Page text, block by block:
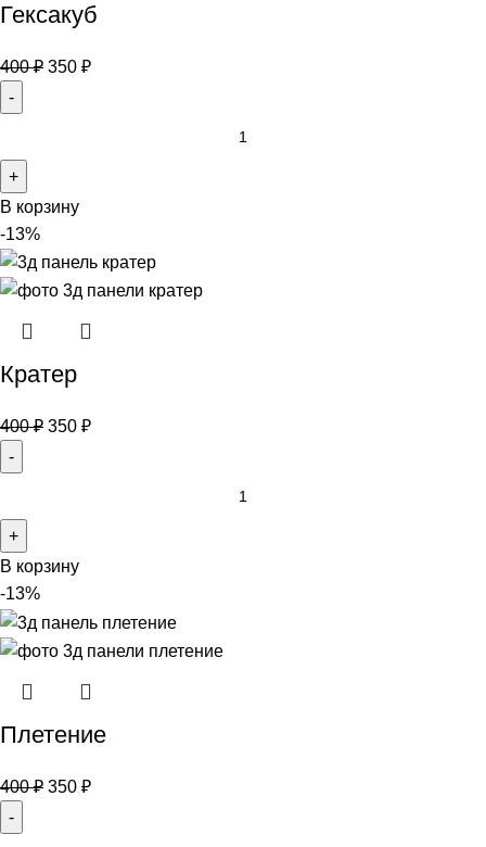
Гексакуб
400₽ 350 ₽
В корзину
-13%
Кратер
400₽ 350 ₽
В корзину
-13%
Плетение
400₽ 350 ₽